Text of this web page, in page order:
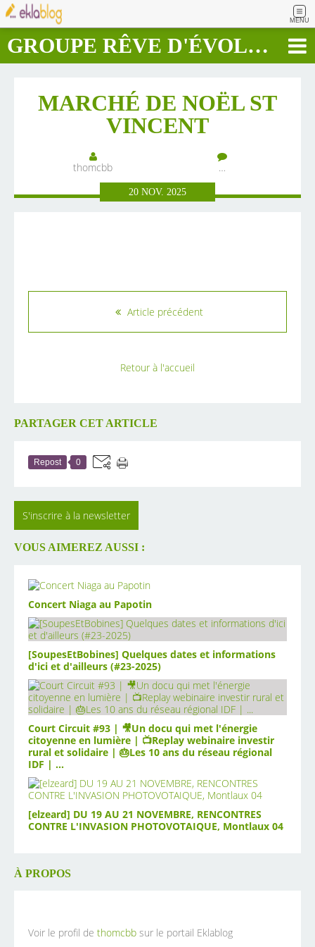
MENU
GROUPE RÊVE D'ÉVOLUTION RAPIDE
MARCHÉ DE NOËL ST
VINCENT
thomcbb …
20 NOV. 2025
Article précédent
Retour à l'accueil
PARTAGER CET ARTICLE
Repost 0
S'inscrire à la newsletter
VOUS AIMEREZ AUSSI :
Concert Niaga au Papotin
[SoupesEtBobines] Quelques dates et informations
d'ici et d'ailleurs (#23-2025)
Court Circuit #93 | 🎥Un docu qui met l'énergie
citoyenne en lumière | 📺Replay webinaire investir
rural et solidaire | 🎂Les 10 ans du réseau régional
IDF | ...
[elzeard] DU 19 AU 21 NOVEMBRE, RENCONTRES
CONTRE L'INVASION PHOTOVOTAIQUE, Montlaux 04
À PROPOS
Voir le profil de thomcbb sur le portail Eklablog